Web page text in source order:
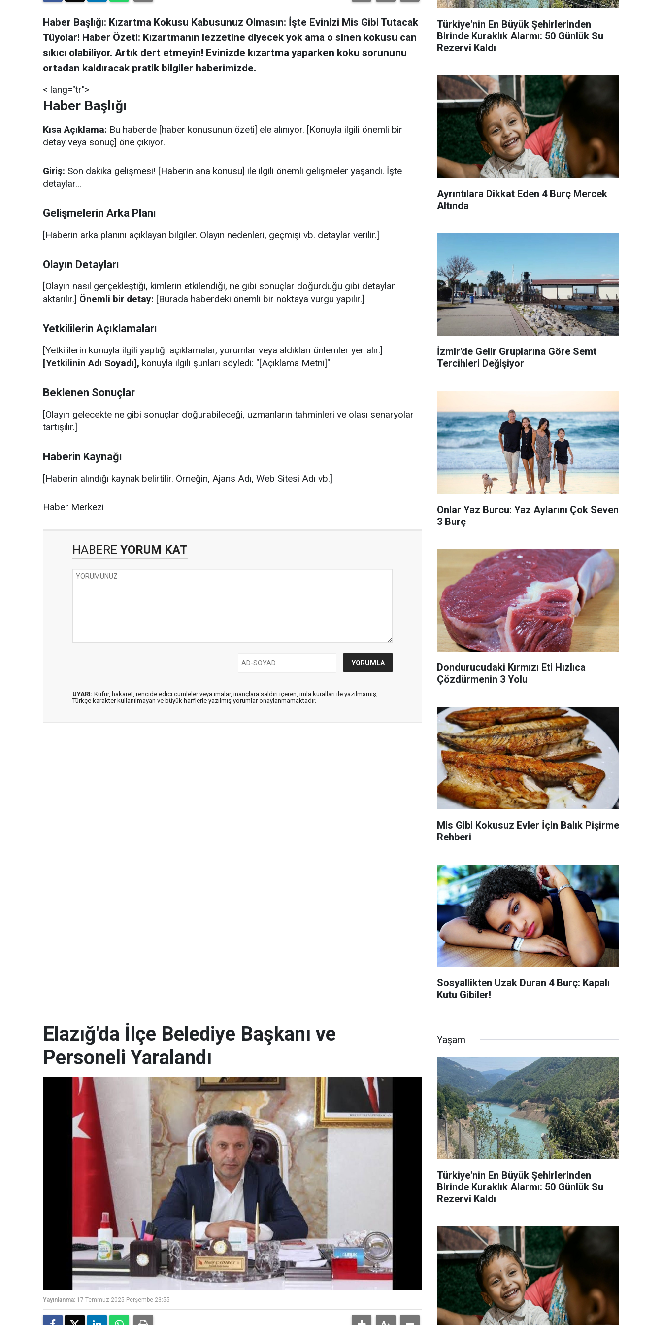
Haber Başlığı: Kızartma Kokusu Kabusunuz Olmasın: İşte Evinizi Mis Gibi Tutacak
Tüyolar! Haber Özeti: Kızartmanın lezzetine diyecek yok ama o sinen kokusu can
sıkıcı olabiliyor. Artık dert etmeyin! Evinizde kızartma yaparken koku sorununu
ortadan kaldıracak pratik bilgiler haberimizde.
< lang="tr">
Haber Başlığı
Kısa Açıklama: Bu haberde [haber konusunun özeti] ele alınıyor. [Konuyla ilgili önemli bir
detay veya sonuç] öne çıkıyor.
Giriş: Son dakika gelişmesi! [Haberin ana konusu] ile ilgili önemli gelişmeler yaşandı. İşte
detaylar...
Gelişmelerin Arka Planı
[Haberin arka planını açıklayan bilgiler. Olayın nedenleri, geçmişi vb. detaylar verilir.]
Olayın Detayları
[Olayın nasıl gerçekleştiği, kimlerin etkilendiği, ne gibi sonuçlar doğurduğu gibi detaylar
aktarılır.] Önemli bir detay: [Burada haberdeki önemli bir noktaya vurgu yapılır.]
Yetkililerin Açıklamaları
[Yetkililerin konuyla ilgili yaptığı açıklamalar, yorumlar veya aldıkları önlemler yer alır.]
[Yetkilinin Adı Soyadı], konuyla ilgili şunları söyledi: "[Açıklama Metni]"
Beklenen Sonuçlar
[Olayın gelecekte ne gibi sonuçlar doğurabileceği, uzmanların tahminleri ve olası senaryolar
tartışılır.]
Haberin Kaynağı
[Haberin alındığı kaynak belirtilir. Örneğin, Ajans Adı, Web Sitesi Adı vb.]
Haber Merkezi
HABERE YORUM KAT
UYARI: Küfür, hakaret, rencide edici cümleler veya imalar, inançlara saldırı içeren, imla kuralları ile yazılmamış,
Türkçe karakter kullanılmayan ve büyük harflerle yazılmış yorumlar onaylanmamaktadır.
Türkiye'nin En Büyük Şehirlerinden
Birinde Kuraklık Alarmı: 50 Günlük Su
Rezervi Kaldı
Ayrıntılara Dikkat Eden 4 Burç Mercek
Altında
İzmir'de Gelir Gruplarına Göre Semt
Tercihleri Değişiyor
Onlar Yaz Burcu: Yaz Aylarını Çok Seven
3 Burç
Dondurucudaki Kırmızı Eti Hızlıca
Çözdürmenin 3 Yolu
Mis Gibi Kokusuz Evler İçin Balık Pişirme
Rehberi
Sosyallikten Uzak Duran 4 Burç: Kapalı
Kutu Gibiler!
Elazığ'da İlçe Belediye Başkanı ve
Personeli Yaralandı
Yayınlanma: 17 Temmuz 2025 Perşembe 23:55
Yaşam
Türkiye'nin En Büyük Şehirlerinden
Birinde Kuraklık Alarmı: 50 Günlük Su
Rezervi Kaldı